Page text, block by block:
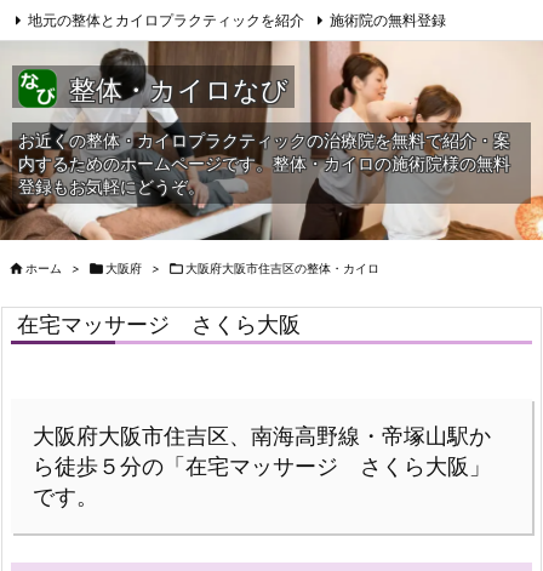
地元の整体とカイロプラクティックを紹介 施術院の無料登録
サイトマップ 当HPへの問合せ
整体・カイロなび
お近くの整体・カイロプラクティックの治療院を無料で紹介・案
内するためのホームページです。整体・カイロの施術院様の無料
登録もお気軽にどうぞ。
 ホーム > 大阪府 > 大阪府大阪市住吉区の整体・カイロ
在宅マッサージ さくら大阪
大阪府大阪市住吉区、南海高野線・帝塚山駅か
ら徒歩５分の「在宅マッサージ さくら大阪」
です。